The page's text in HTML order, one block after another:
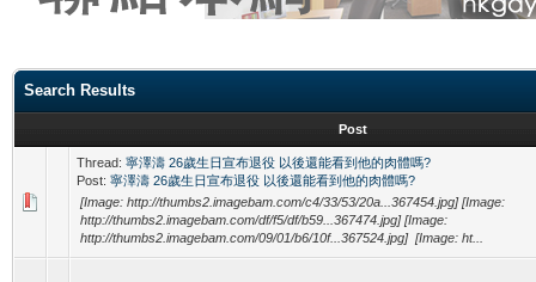
Search Results
Post
Thread: 寧澤濤 26歲生日宣布退役 以後還能看到他的肉體嗎?
Post: 寧澤濤 26歲生日宣布退役 以後還能看到他的肉體嗎?
[Image: http://thumbs2.imagebam.com/c4/33/53/20a...367454.jpg] [Image:
http://thumbs2.imagebam.com/df/f5/df/b59...367474.jpg] [Image:
http://thumbs2.imagebam.com/09/01/b6/10f...367524.jpg] [Image: ht...